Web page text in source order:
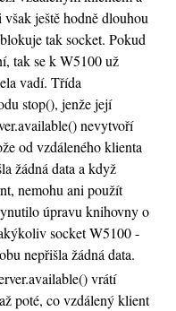
ještě hodně dlouhou
tak socket. Pokud
tak se k W5100 už
vadí. Třída
stop(), jenže její
nevytvoří
od vzdáleného klienta
žádná data a když
nemohu ani použít
úpravu knihovny o
socket W5100 -
nepřišla žádná data.
vrátí
poté, co vzdálený klient